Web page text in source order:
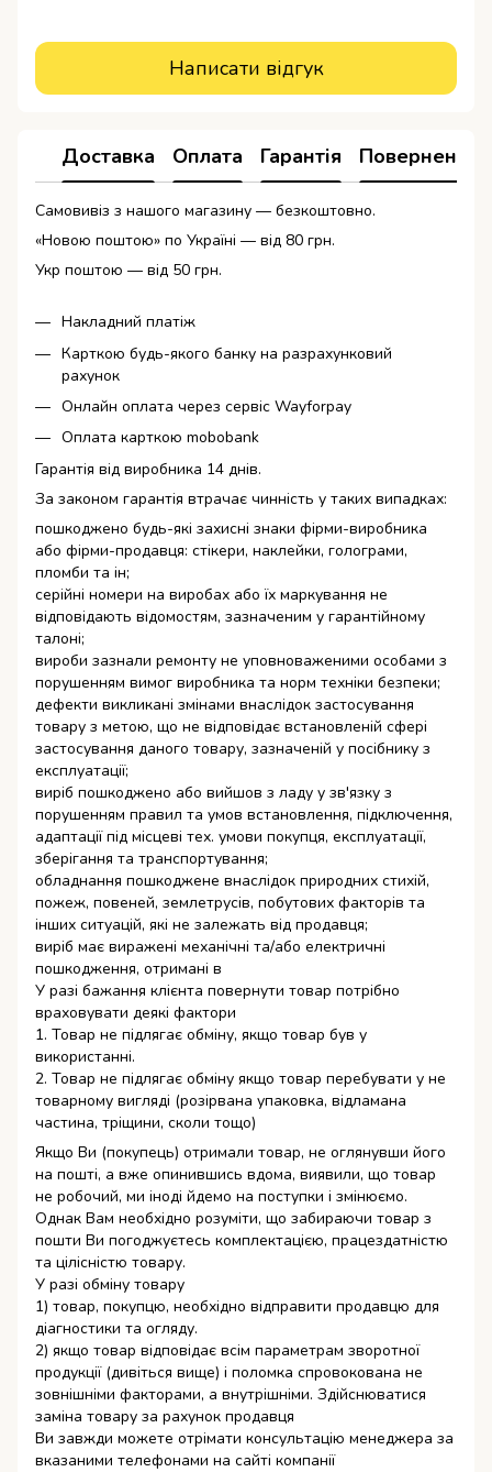
Написати відгук
Доставка Оплата Гарантія Повернення
Самовивіз з нашого магазину — безкоштовно.
«Новою поштою» по Україні — від 80 грн.
Укр поштою — від 50 грн.
Накладний платіж
Карткою будь-якого банку на разрахунковий
рахунок
Онлайн оплата через сервіс Wayforpay
Оплата карткою mobobank
Гарантія від виробника 14 днів.
За законом гарантія втрачає чинність у таких випадках:
пошкоджено будь-які захисні знаки фірми-виробника
або фірми-продавця: стікери, наклейки, голограми,
пломби та ін;
серійні номери на виробах або їх маркування не
відповідають відомостям, зазначеним у гарантійному
талоні;
вироби зазнали ремонту не уповноваженими особами з
порушенням вимог виробника та норм техніки безпеки;
дефекти викликані змінами внаслідок застосування
товару з метою, що не відповідає встановленій сфері
застосування даного товару, зазначеній у посібнику з
експлуатації;
виріб пошкоджено або вийшов з ладу у зв'язку з
порушенням правил та умов встановлення, підключення,
адаптації під місцеві тех. умови покупця, експлуатації,
зберігання та транспортування;
обладнання пошкоджене внаслідок природних стихій,
пожеж, повеней, землетрусів, побутових факторів та
інших ситуацій, які не залежать від продавця;
виріб має виражені механічні та/або електричні
пошкодження, отримані в
У разі бажання клієнта повернути товар потрібно
враховувати деякі фактори
1. Товар не підлягає обміну, якщо товар був у
використанні.
2. Товар не підлягає обміну якщо товар перебувати у не
товарному вигляді (розірвана упаковка, відламана
частина, тріщини, сколи тощо)
Якщо Ви (покупець) отримали товар, не оглянувши його
на пошті, а вже опинившись вдома, виявили, що товар
не робочий, ми іноді йдемо на поступки і змінюємо.
Однак Вам необхідно розуміти, що забираючи товар з
пошти Ви погоджуєтесь комплектацією, працездатністю
та цілісністю товару.
У разі обміну товару
1) товар, покупцю, необхідно відправити продавцю для
діагностики та огляду.
2) якщо товар відповідає всім параметрам зворотної
продукції (дивіться вище) і поломка спровокована не
зовнішніми факторами, а внутрішніми. Здійснюватися
заміна товару за рахунок продавця
Ви завжди можете отрімати консультацію менеджера за
вказаними телефонами на сайті компанії